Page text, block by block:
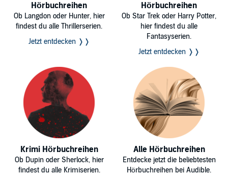
Hörbuchreihen
Ob Langdon oder Hunter, hier
findest du alle Thrillerserien.
Jetzt entdecken ❭❭
Hörbuchreihen
Ob Star Trek oder Harry Potter,
hier findest du alle
Fantasyserien.
Jetzt entdecken ❭❭
Krimi Hörbuchreihen
Ob Dupin oder Sherlock, hier
findest du alle Krimiserien.
Alle Hörbuchreihen
Entdecke jetzt die beliebtesten
Hörbuchreihen bei Audible.